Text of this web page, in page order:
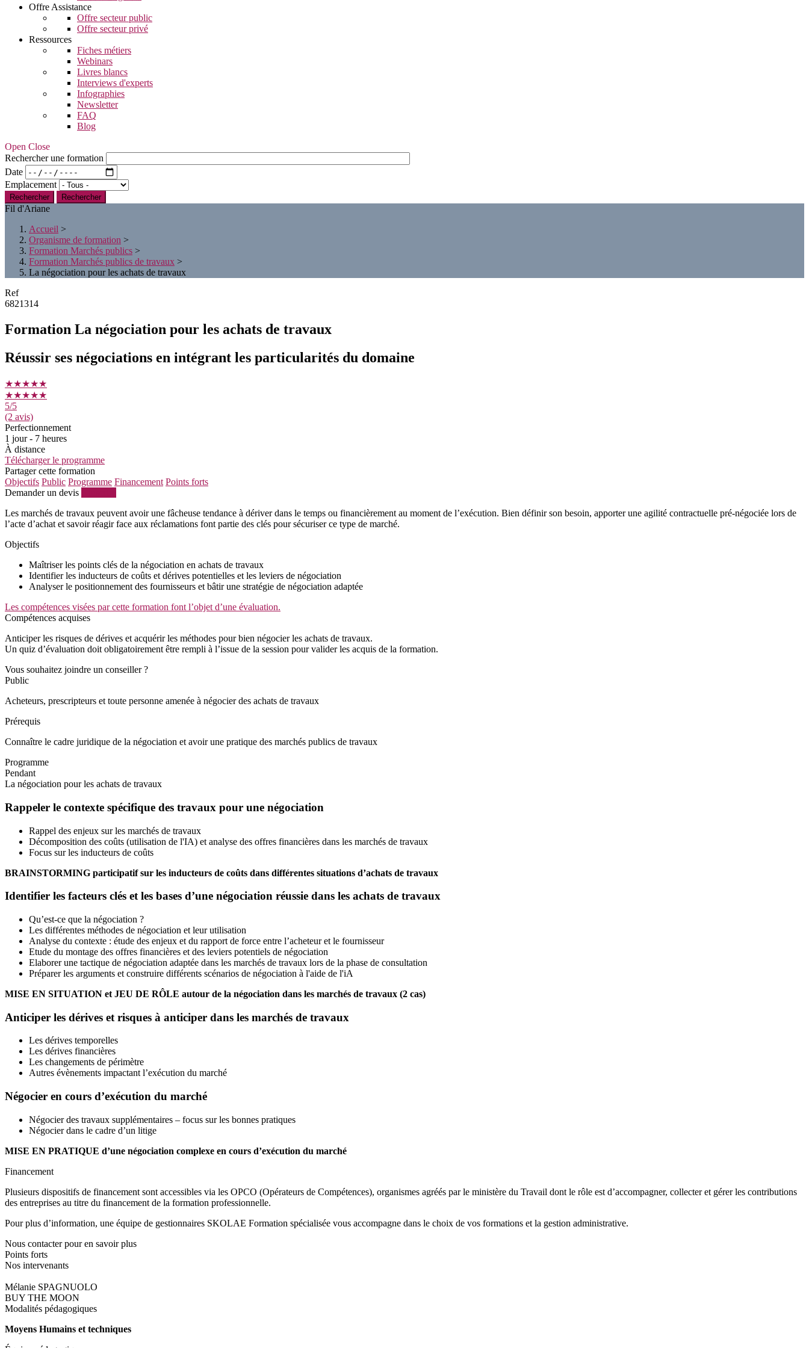
Offre Assistance
Offre secteur public
Offre secteur privé
Ressources
Fiches métiers
Webinars
Livres blancs
Interviews d'experts
Infographies
Newsletter
FAQ
Blog
Open Close
Rechercher une formation
Date
Emplacement
Rechercher
Fil d'Ariane
Accueil >
Organisme de formation >
Formation Marchés publics >
Formation Marchés publics de travaux >
La négociation pour les achats de travaux
Ref
6821314
Formation La négociation pour les achats de travaux
Réussir ses négociations en intégrant les particularités du domaine
★★★★★
★★★★★
5/5
(2 avis)
Perfectionnement
1 jour - 7 heures
À distance
Télécharger le programme
Partager cette formation
Objectifs Public Programme Financement Points forts
Demander un devis
Les marchés de travaux peuvent avoir une fâcheuse tendance à dériver dans le temps ou financièrement au moment de l’exécution. Bien définir son besoin, apporter une agilité contractuelle pré-négociée lors de
l’acte d’achat et savoir réagir face aux réclamations font partie des clés pour sécuriser ce type de marché.
Objectifs
Maîtriser les points clés de la négociation en achats de travaux
Identifier les inducteurs de coûts et dérives potentielles et les leviers de négociation
Analyser le positionnement des fournisseurs et bâtir une stratégie de négociation adaptée
Les compétences visées par cette formation font l’objet d’une évaluation.
Compétences acquises
Anticiper les risques de dérives et acquérir les méthodes pour bien négocier les achats de travaux.
Un quiz d’évaluation doit obligatoirement être rempli à l’issue de la session pour valider les acquis de la formation.
Vous souhaitez joindre un conseiller ?
Public
Acheteurs, prescripteurs et toute personne amenée à négocier des achats de travaux
Prérequis
Connaître le cadre juridique de la négociation et avoir une pratique des marchés publics de travaux
Programme
Pendant
La négociation pour les achats de travaux
Rappeler le contexte spécifique des travaux pour une négociation
Rappel des enjeux sur les marchés de travaux
Décomposition des coûts (utilisation de l'IA) et analyse des offres financières dans les marchés de travaux
Focus sur les inducteurs de coûts
BRAINSTORMING participatif sur les inducteurs de coûts dans différentes situations d’achats de travaux
Identifier les facteurs clés et les bases d’une négociation réussie dans les achats de travaux
Qu’est-ce que la négociation ?
Les différentes méthodes de négociation et leur utilisation
Analyse du contexte : étude des enjeux et du rapport de force entre l’acheteur et le fournisseur
Etude du montage des offres financières et des leviers potentiels de négociation
Elaborer une tactique de négociation adaptée dans les marchés de travaux lors de la phase de consultation
Préparer les arguments et construire différents scénarios de négociation à l'aide de l'iA
MISE EN SITUATION et JEU DE RÔLE autour de la négociation dans les marchés de travaux (2 cas)
Anticiper les dérives et risques à anticiper dans les marchés de travaux
Les dérives temporelles
Les dérives financières
Les changements de périmètre
Autres évènements impactant l’exécution du marché
Négocier en cours d’exécution du marché
Négocier des travaux supplémentaires – focus sur les bonnes pratiques
Négocier dans le cadre d’un litige
MISE EN PRATIQUE d’une négociation complexe en cours d’exécution du marché
Financement
Plusieurs dispositifs de financement sont accessibles via les OPCO (Opérateurs de Compétences), organismes agréés par le ministère du Travail dont le rôle est d’accompagner, collecter et gérer les contributions
des entreprises au titre du financement de la formation professionnelle.
Pour plus d’information, une équipe de gestionnaires SKOLAE Formation spécialisée vous accompagne dans le choix de vos formations et la gestion administrative.
Nous contacter pour en savoir plus
Points forts
Nos intervenants
Mélanie SPAGNUOLO
BUY THE MOON
Modalités pédagogiques
Moyens Humains et techniques